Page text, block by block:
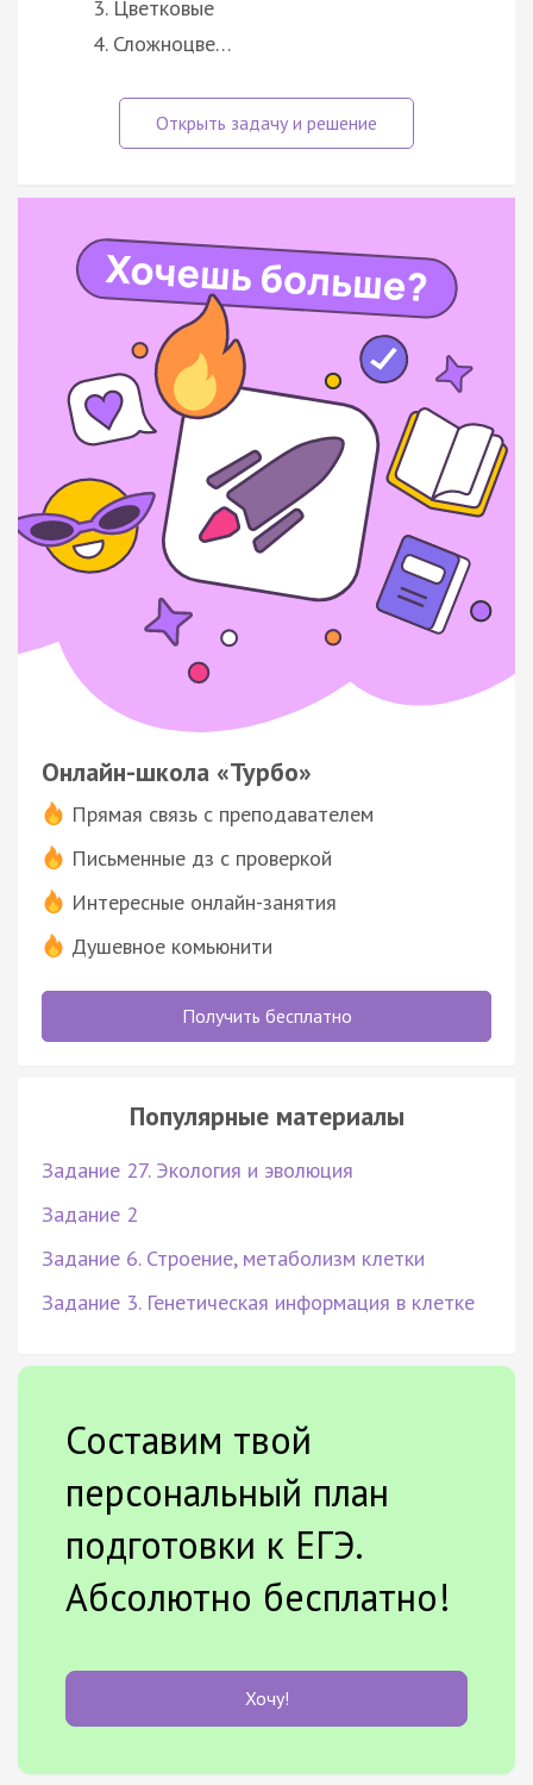
Цветковые
Сложноцве…
Онлайн-школа «Турбо»
Прямая связь с преподавателем
Письменные дз с проверкой
Интересные онлайн-занятия
Душевное комьюнити
Получить бесплатно
Популярные материалы
Задание 27. Экология и эволюция
Задание 2
Задание 6. Строение, метаболизм клетки
Задание 3. Генетическая информация в клетке
Составим твой
персональный план
подготовки к ЕГЭ.
Абсолютно бесплатно!
Хочу!